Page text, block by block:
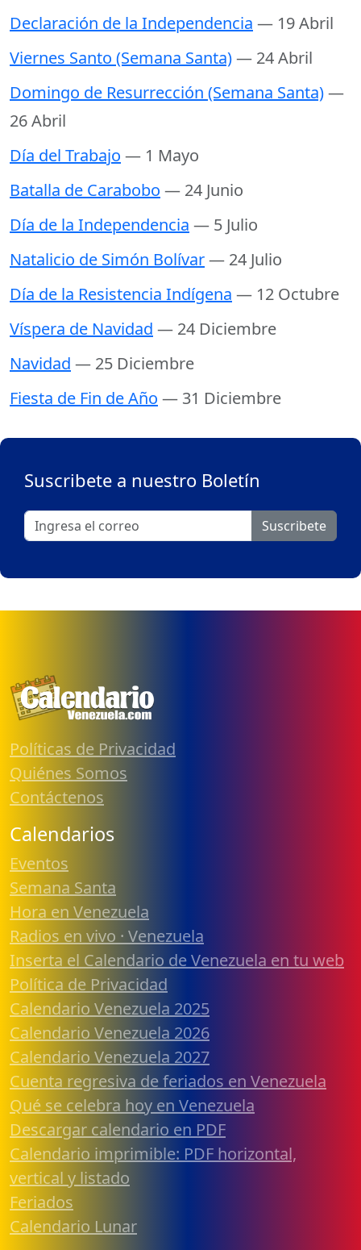
Declaración de la Independencia — 19 Abril
Viernes Santo (Semana Santa)— 24 Abril
Domingo de Resurrección (Semana Santa)—
26 Abril
Día del Trabajo — 1 Mayo
Batalla de Carabobo — 24 Junio
Día de la Independencia — 5 Julio
Natalicio de Simón Bolívar— 24 Julio
Día de la Resistencia Indígena — 12 Octubre
Víspera de Navidad — 24 Diciembre
Navidad — 25 Diciembre
Fiesta de Fin de Año — 31 Diciembre
Suscribete a nuestro Boletín
Suscribete
Políticas de Privacidad
Quiénes Somos
Contáctenos
Calendarios
Eventos
Semana Santa
Hora en Venezuela
Radios en vivo · Venezuela
Inserta el Calendario de Venezuela en tu web
Política de Privacidad
Calendario Venezuela 2025
Calendario Venezuela 2026
Calendario Venezuela 2027
Cuenta regresiva de feriados en Venezuela
Qué se celebra hoy en Venezuela
Descargar calendario en PDF
Calendario imprimible: PDF horizontal,
vertical y listado
Feriados
Calendario Lunar